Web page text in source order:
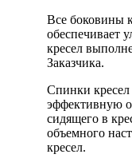
Все боковины
обеспечивает
кресел
Заказчика.
Спинки
эффективную
сидящего в
объемного
кресел.